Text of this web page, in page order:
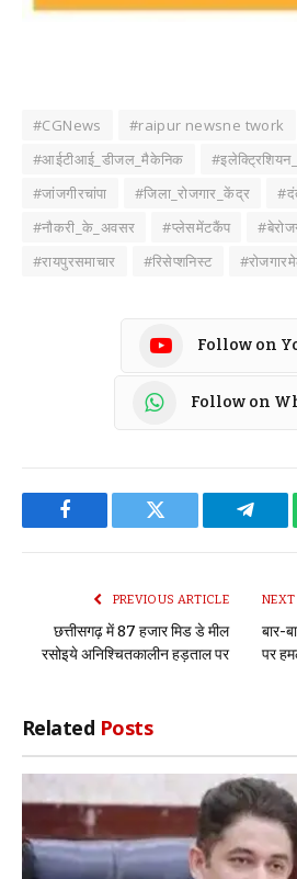
#CGNews #raipur newsne twork
#आईटीआई_डीजल_मैकेनिक
#जांजगीरचांपा
#जिला_रोजगार_केंद्र
#नौकरी_के_अवसर
#प्लेसमेंटकैंप
#रायपुरसमाचार
#रिसेप्शनिस्ट
Follow on
Follow on
Facebook Twitter
PREVIOUS ARTICLE
छत्तीसगढ़ में 87 हजार मिड डे मील
रसोइये अनिश्चितकालीन हड़ताल पर
बार-
पर
Related Posts